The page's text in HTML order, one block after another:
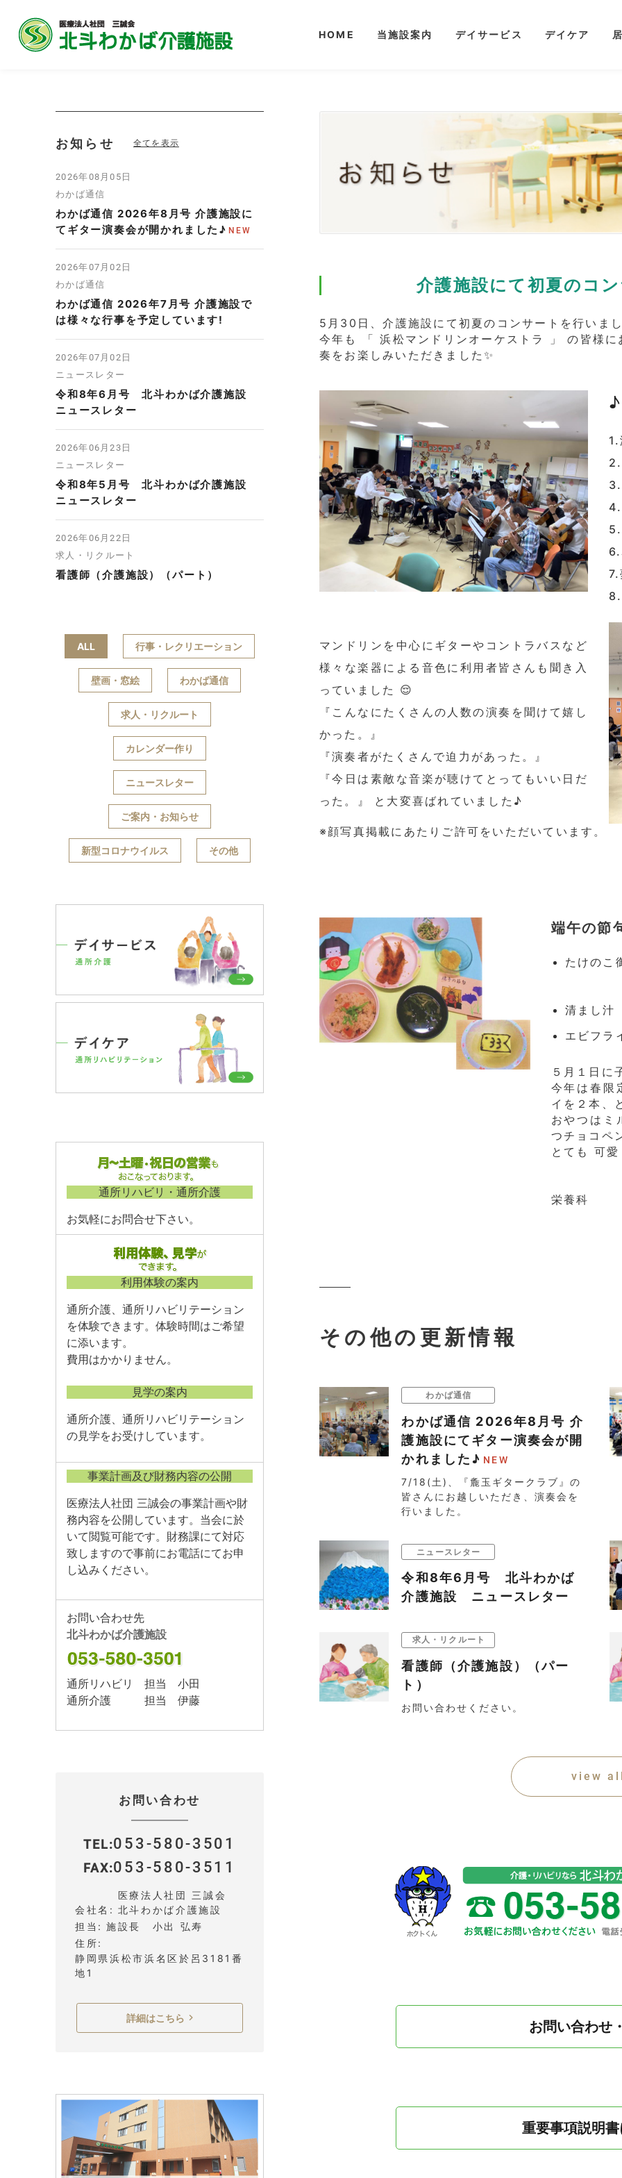
HOME 当施設案内 デイサービス デイケア
介護施設にて初夏のコ
5月30日、介護施設にて初夏のコンサートを行いま
今年も 「 浜松マンドリンオーケストラ 」 の皆様
奏をお楽しみいただきました✨
7.
マンドリンを中心にギターやコントラバスなど
様々な楽器による音色に利用者皆さんも聞き入
っていました 😌
『こんなにたくさんの人数の演奏を聞けて嬉し
かった。』
『演奏者がたくさんで迫力があった。』
『今日は素敵な音楽が聴けてとってもいい日だ
った。』 と大変喜ばれていました♪
※顔写真掲載にあたりご許可をいただいています。
端午の節
たけのこ
清まし汁
エビフラ
５月１日に
今年は春限
イを２本、
おやつはミ
つチョコペ
とても 可愛
栄養科
その他の更新情報
わかば通信
わかば通信 2026年8月号 介
護施設にてギター演奏会が開
かれました♪
7/18(土)、『麁玉ギタークラブ』の
皆さんにお越しいただき、演奏会を
行いました。
ニュースレター
令和8年6月号 北斗わかば
介護施設 ニュースレター
求人・リクルート
看護師（介護施設）（パー
ト）
お問い合わせください。
view
お問い合わせ
重要事項説明
お知らせ 全てを表示
2026年08月05日
わかば通信
わかば通信 2026年8月号 介護施設に
てギター演奏会が開かれました♪
2026年07月02日
わかば通信
わかば通信 2026年7月号 介護施設で
は様々な行事を予定しています!
2026年07月02日
ニュースレター
令和8年6月号 北斗わかば介護施設
ニュースレター
2026年06月23日
ニュースレター
令和8年5月号 北斗わかば介護施設
ニュースレター
2026年06月22日
求人・リクルート
看護師（介護施設）（パート）
ALL 行事・レクリエーション
壁画・窓絵 わかば通信
求人・リクルート
カレンダー作り
ニュースレター
ご案内・お知らせ
新型コロナウイルス その他
通所リハビリ・通所介護
お気軽にお問合せ下さい。
利用体験の案内
通所介護、通所リハビリテーション
を体験できます。体験時間はご希望
に添います。
費用はかかりません。
見学の案内
通所介護、通所リハビリテーション
の見学をお受けしています。
事業計画及び財務内容の公開
医療法人社団 三誠会の事業計画や財
務内容を公開しています。当会に於
いて閲覧可能です。財務課にて対応
致しますので事前にお電話にてお申
し込みください。
お問い合わせ先
北斗わかば介護施設
通所リハビリ 担当 小田
通所介護 担当 伊藤
お問い合わせ
TEL 053-580-3501
FAX 053-580-3511
会社名
医療法人社団 三誠会
北斗わかば介護施設
担当
施設長 小出 弘寿
住所
静岡県浜松市浜名区於呂3181番
地1
詳細はこちら